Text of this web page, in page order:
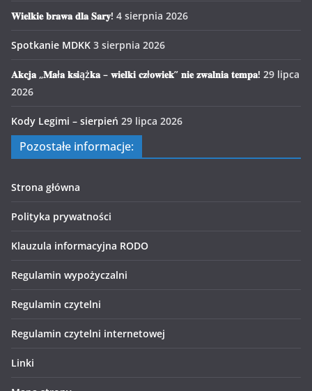
𝐖𝐢𝐞𝐥𝐤𝐢𝐞 𝐛𝐫𝐚𝐰𝐚 𝐝𝐥𝐚 𝐒𝐚𝐫𝐲! 4 sierpnia 2026
Spotkanie MDKK 3 sierpnia 2026
𝐀𝐤𝐜𝐣𝐚 „𝐌𝐚ł𝐚 𝐤𝐬𝐢ąż𝐤𝐚 – 𝐰𝐢𝐞𝐥𝐤𝐢 𝐜𝐳ł𝐨𝐰𝐢𝐞𝐤” 𝐧𝐢𝐞 𝐳𝐰𝐚𝐥𝐧𝐢𝐚 𝐭𝐞𝐦𝐩𝐚! 29 lipca
2026
Kody Legimi – sierpień 29 lipca 2026
Pozostałe informacje:
Strona główna
Polityka prywatności
Klauzula informacyjna RODO
Regulamin wypożyczalni
Regulamin czytelni
Regulamin czytelni internetowej
Linki